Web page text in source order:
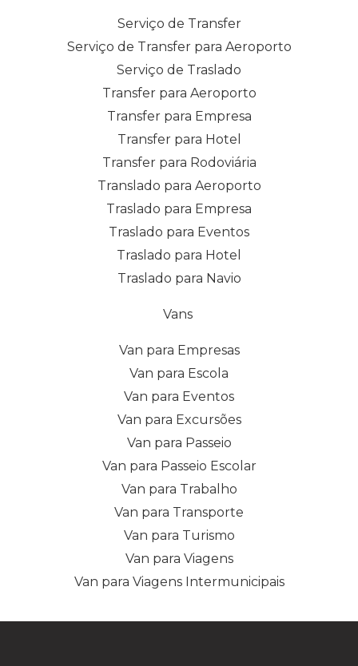
Serviço de Transfer
Serviço de Transfer para Aeroporto
Serviço de Traslado
Transfer para Aeroporto
Transfer para Empresa
Transfer para Hotel
Transfer para Rodoviária
Translado para Aeroporto
Traslado para Empresa
Traslado para Eventos
Traslado para Hotel
Traslado para Navio
Vans
Van para Empresas
Van para Escola
Van para Eventos
Van para Excursões
Van para Passeio
Van para Passeio Escolar
Van para Trabalho
Van para Transporte
Van para Turismo
Van para Viagens
Van para Viagens Intermunicipais